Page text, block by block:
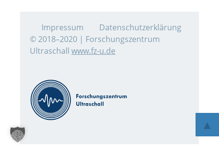
Datenschutzerklärung
Impressum
© 2018–2020 | Forschungszentrum
Ultraschall www.fz-u.de
▲